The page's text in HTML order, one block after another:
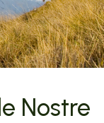
Nostre